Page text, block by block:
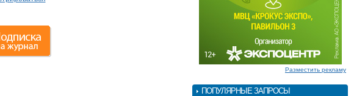
Разместить рекламу
ПОПУЛЯРНЫЕ ЗАПРОСЫ